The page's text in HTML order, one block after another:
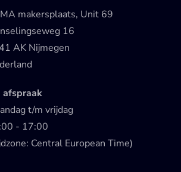
makersplaats, Unit 69
16
AK Nijmegen
afspraak
t/m vrijdag
- 17:00
Central European Time)